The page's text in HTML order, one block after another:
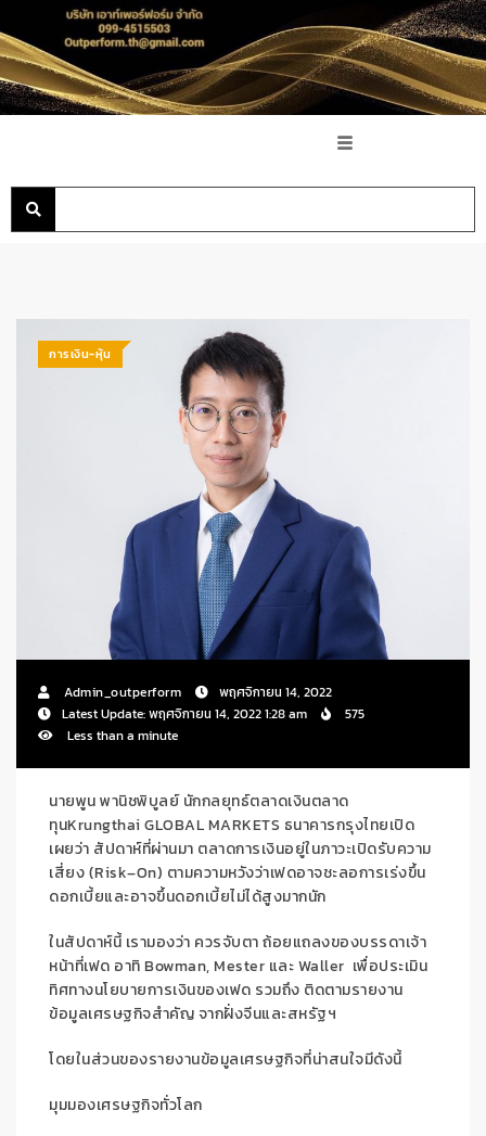
การเงิน-หุ้น
Admin_outperform
พฤศจิกายน 14, 2022
Latest Update: พฤศจิกายน 14, 2022 1:28 am
575
Less than a minute
นายพูน พานิชพิบูลย์ นักกลยุทธ์ตลาดเงินตลาด
ทุนKrungthai GLOBAL MARKETS ธนาคารกรุงไทยเปิด
เผยว่า สัปดาห์ที่ผ่านมา ตลาดการเงินอยู่ในภาวะเปิดรับความ
เสี่ยง(Risk–On) ตามความหวังว่าเฟดอาจชะลอการเร่งขึ้น
ดอกเบี้ยและอาจขึ้นดอกเบี้ยไม่ได้สูงมากนัก
ในสัปดาห์นี้ เรามองว่า ควรจับตาถ้อยแถลงของบรรดาเจ้า
หน้าที่เฟด อาทิBowman,Mester และWaller เพื่อประเมิน
ทิศทางนโยบายการเงินของเฟด รวมถึง ติดตามรายงาน
ข้อมูลเศรษฐกิจสำคัญ จากฝั่งจีนและสหรัฐฯ
โดยในส่วนของรายงานข้อมูลเศรษฐกิจที่น่าสนใจมีดังนี้
มุมมองเศรษฐกิจทั่วโลก